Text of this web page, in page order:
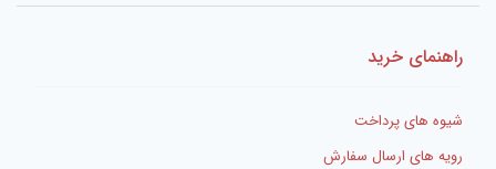
راهنمای خرید
شیوه های پرداخت
رویه های ارسال سفارش